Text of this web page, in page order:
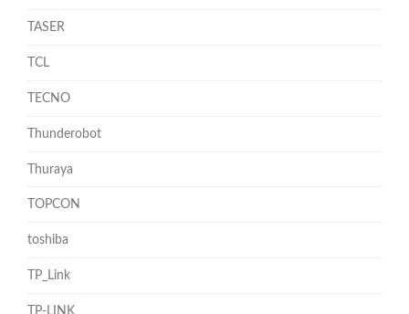
TASER
TCL
TECNO
Thunderobot
Thuraya
TOPCON
toshiba
TP_Link
TP-LINK